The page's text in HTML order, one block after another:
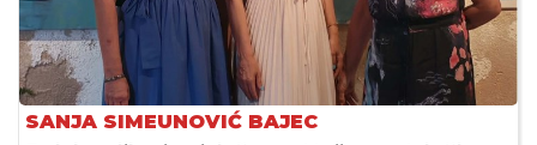
SANJA SIMEUNOVIĆ BAJEC